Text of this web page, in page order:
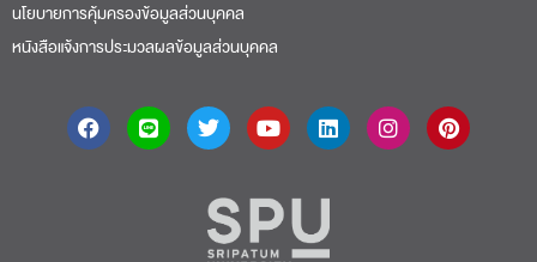
นโยบายการคุ้มครองข้อมูลส่วนบุคคล
หนังสือแจ้งการประมวลผลข้อมูลส่วนบุคคล